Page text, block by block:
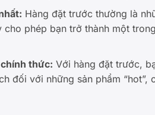
Hàng đặt trước thường là
phép bạn trở thành một
thức: Với hàng đặt trước,
đối với những sản phẩm “hot”,